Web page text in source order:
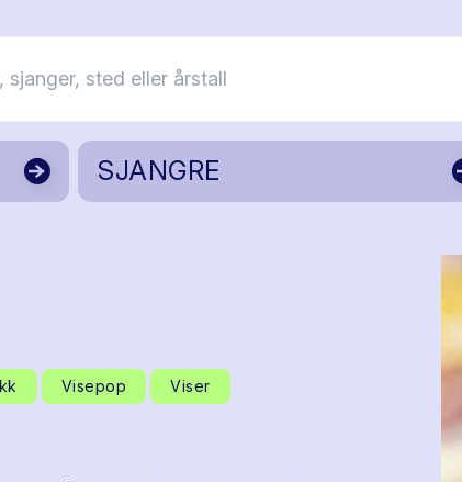
SJANGRE
Visepop Viser